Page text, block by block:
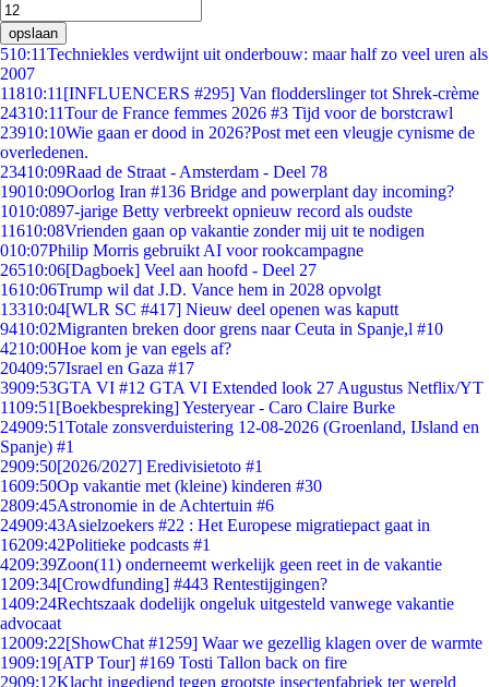
opslaan
510:11Techniekles verdwijnt uit onderbouw: maar half zo veel uren als
2007
11810:11 [INFLUENCERS #295] Van flodderslinger tot Shrek-crème
24310:11Tour de France femmes 2026 #3 Tijd voor de borstcrawl
23910:10Wie gaan er dood in 2026?Post met een vleugje cynisme de
overledenen.
23410:09Raad de Straat - Amsterdam - Deel 78
19010:09Oorlog Iran #136 Bridge and powerplant day incoming?
1010:0897-jarige Betty verbreekt opnieuw record als oudste
11610:08Vrienden gaan op vakantie zonder mij uit te nodigen
010:07Philip Morris gebruikt AI voor rookcampagne
26510:06[Dagboek] Veel aan hoofd - Deel 27
1610:06Trump wil dat J.D. Vance hem in 2028 opvolgt
13310:04[WLR SC #417] Nieuw deel openen was kaputt
9410:02Migranten breken door grens naar Ceuta in Spanje,l #10
4210:00Hoe kom je van egels af?
20409:57Israel en Gaza #17
3909:53GTA VI #12 GTA VI Extended look 27 Augustus Netflix/YT
1109:51 [Boekbespreking] Yesteryear - Caro Claire Burke
24909:51Totale zonsverduistering 12-08-2026 (Groenland, IJsland en
Spanje) #1
2909:50[2026/2027] Eredivisietoto #1
1609:50Op vakantie met (kleine) kinderen #30
2809:45Astronomie in de Achtertuin #6
24909:43Asielzoekers #22 : Het Europese migratiepact gaat in
16209:42Politieke podcasts #1
4209:39Zoon(11) onderneemt werkelijk geen reet in de vakantie
1209:34[Crowdfunding] #443 Rentestijgingen?
1409:24Rechtszaak dodelijk ongeluk uitgesteld vanwege vakantie
advocaat
12009:22[ShowChat #1259] Waar we gezellig klagen over de warmte
1909:19[ATP Tour] #169 Tosti Tallon back on fire
2909:12Klacht ingediend tegen grootste insectenfabriek ter wereld